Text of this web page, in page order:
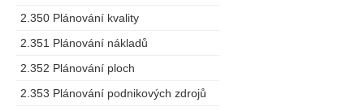
2.350 Plánování kvality
2.351 Plánování nákladů
2.352 Plánování ploch
2.353 Plánování podnikových zdrojů